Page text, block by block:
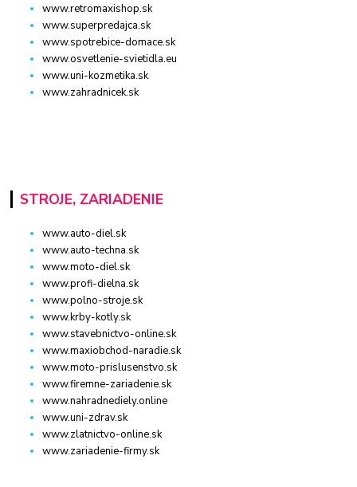
www.retromaxishop.sk
www.superpredajca.sk
www.spotrebice-domace.sk
www.osvetlenie-svietidla.eu
www.uni-kozmetika.sk
www.zahradnicek.sk
STROJE, ZARIADENIE
www.auto-diel.sk
www.auto-techna.sk
www.moto-diel.sk
www.profi-dielna.sk
www.polno-stroje.sk
www.krby-kotly.sk
www.stavebnictvo-online.sk
www.maxiobchod-naradie.sk
www.moto-prislusenstvo.sk
www.firemne-zariadenie.sk
www.nahradnediely.online
www.uni-zdrav.sk
www.zlatnictvo-online.sk
www.zariadenie-firmy.sk